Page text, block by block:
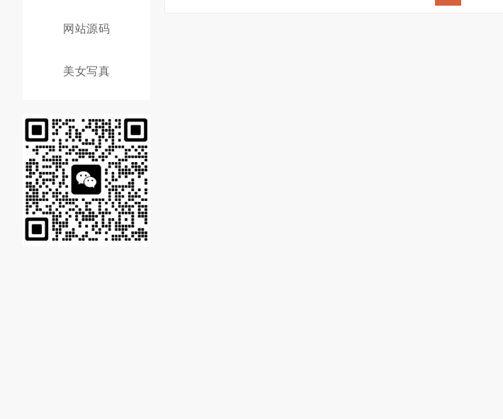
网站源码
美女写真